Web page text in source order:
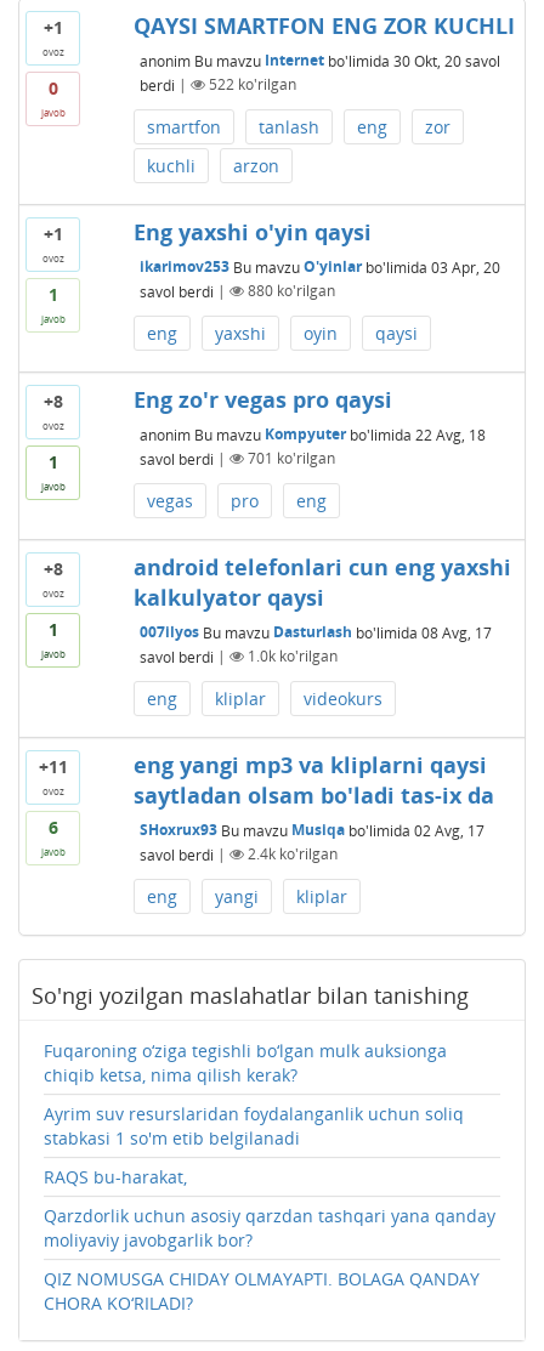
+1
ovoz
0
javob
QAYSI SMARTFON ENG ZOR KUCHLI
anonim Bu mavzu Internetbo'limida 30 Okt, 20 savol
berdi | 522ko'rilgan
smartfon tanlash eng
zor
kuchli
arzon
+1
ovoz
1
javob
Eng yaxshi o'yin qaysi
ikarimov253 Bu mavzuO'yinlarbo'limida 03 Apr, 20
savol berdi | 880ko'rilgan
eng yaxshi oyin qaysi
+8
ovoz
1
javob
Eng zo'r vegas pro qaysi
anonim Bu mavzu Kompyuterbo'limida 22 Avg, 18
savol berdi | 701 ko'rilgan
vegas pro eng
+8
ovoz
1
javob
android telefonlari cun eng yaxshi
kalkulyator qaysi
007ilyos Bu mavzu Dasturlash bo'limida 08 Avg, 17
savol berdi | 1.0kko'rilgan
eng kliplar videokurs
+11
ovoz
6
javob
eng yangi mp3 va kliplarni qaysi
saytladan olsam bo'ladi tas-ix da
SHoxrux93 Bu mavzu Musiqabo'limida 02 Avg, 17
savol berdi | 2.4kko'rilgan
eng yangi kliplar
So'ngi yozilgan maslahatlar bilan tanishing
Fuqaroning o‘ziga tegishli bo‘lgan mulk auksionga
chiqib ketsa, nima qilish kerak?
Ayrim suv resurslaridan foydalanganlik uchun soliq
stabkasi 1 so'm etib belgilanadi
RAQS bu-harakat,
Qarzdorlik uchun asosiy qarzdan tashqari yana qanday
moliyaviy javobgarlik bor?
QIZ NOMUSGA CHIDAY OLMAYAPTI. BOLAGA QANDAY
CHORA KO‘RILADI?